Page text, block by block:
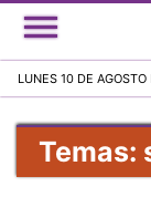
LUNES 10 DE
Temas: